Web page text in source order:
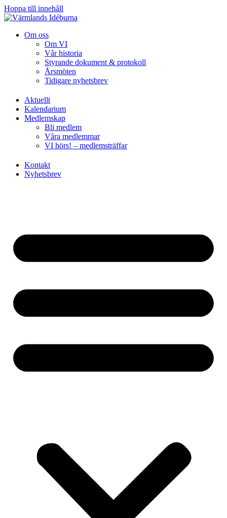
Hoppa till innehåll
Om oss
Om VI
Vår historia
Styrande dokument & protokoll
Årsmöten
Tidigare nyhetsbrev
Aktuellt
Kalendarium
Medlemskap
Bli medlem
Våra medlemmar
VI hörs! – medlemsträffar
Kontakt
Nyhetsbrev